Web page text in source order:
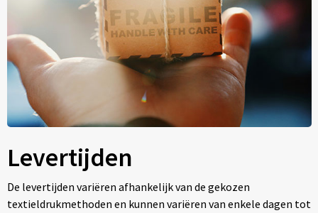
Levertijden
De levertijden variëren afhankelijk van de gekozen
textieldrukmethoden en kunnen variëren van enkele dagen tot